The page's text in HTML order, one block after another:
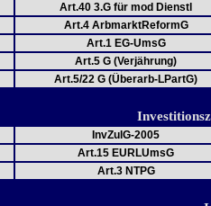
Art.40 3.G für mod Dienstl
Art.4 ArbmarktReformG
Art.1 EG-UmsG
Art.5 G (Verjährung)
Art.5/22 G (Überarb-LPartG)
InvZulG-2005
Art.15 EURLUmsG
Art.3 NTPG